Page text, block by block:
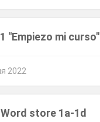
"Empiezo mi curso"
2022
store 1a-1d